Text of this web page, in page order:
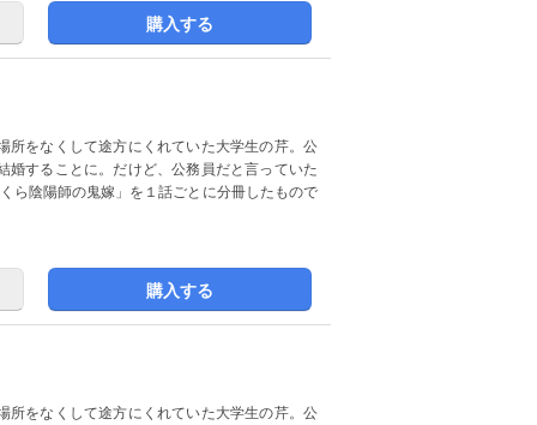
購入する
所をなくして途方にくれていた大学生の芹。公
婚することに。だけど、公務員だと言っていた
ら陰陽師の鬼嫁」を１話ごとに分冊したもので
購入する
所をなくして途方にくれていた大学生の芹。公